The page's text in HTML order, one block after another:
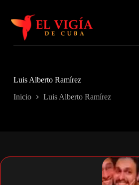
contenido
Luis Alberto Ramírez
Inicio Luis Alberto Ramírez